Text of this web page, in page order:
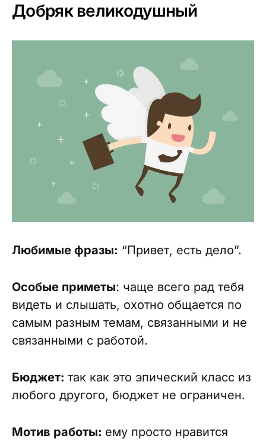
Добряк великодушный
Любимые фразы: “Привет, есть дело”.
Особые приметы: чаще всего рад тебя
видеть и слышать, охотно общается по
самым разным темам, связанными и не
связанными с работой.
Бюджет: так как это эпический класс из
любого другого, бюджет не ограничен.
Мотив работы: ему просто нравится